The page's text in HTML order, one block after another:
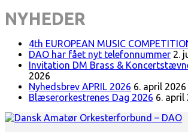
NYHEDER
4th EUROPEAN MUSIC
DAO har fået nyt telefonnummer 2.
Invitation DM Brass &
2026
Nyhedsbrev APRIL 2026 6. april 2026
Blæserorkestrenes Dag 2026 6. april